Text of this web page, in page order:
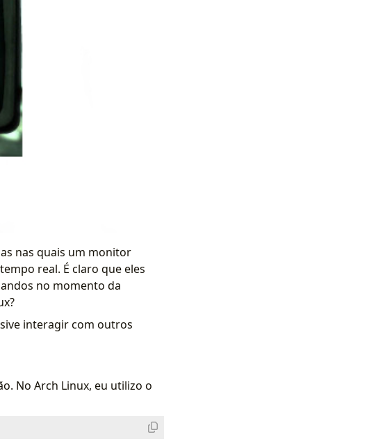
nas quais um monitor
real. É claro que eles
no momento da
interagir com outros
No Arch Linux, eu utilizo o